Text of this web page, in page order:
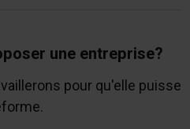
une entreprise?
pour qu'elle puisse